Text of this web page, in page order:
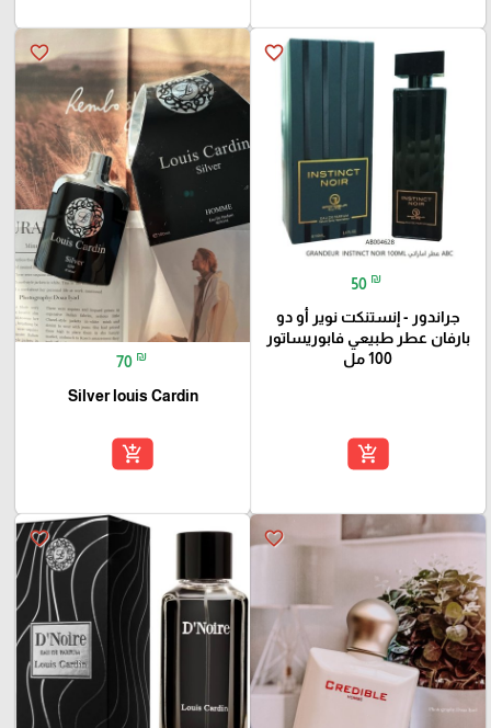
favorite_border
50 ₪
جراندور - إنستنكت نوير أو دو
بارفان عطر طبيعي فابوريساتور
100 مل
add_shopping_cart
favorite_border
70 ₪
Silver louis Cardin
add_shopping_cart
favorite_border
favorite_border